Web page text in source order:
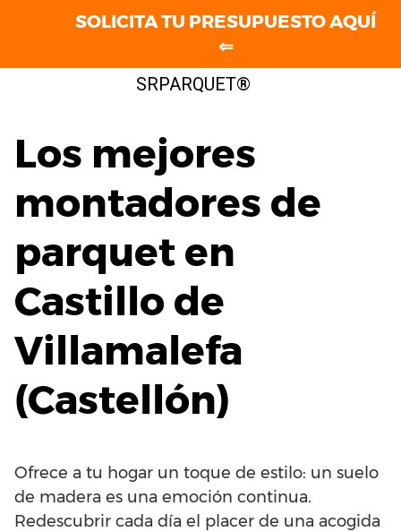
SRPARQUET®
Los mejores
montadores de
parquet en
Castillo de
Villamalefa
(Castellón)
Ofrece a tu hogar un toque de estilo: un suelo
de madera es una emoción continua.
Redescubrir cada día el placer de una acogida
SOLICITA TU PRESUPUESTO AQUÍ
⇐